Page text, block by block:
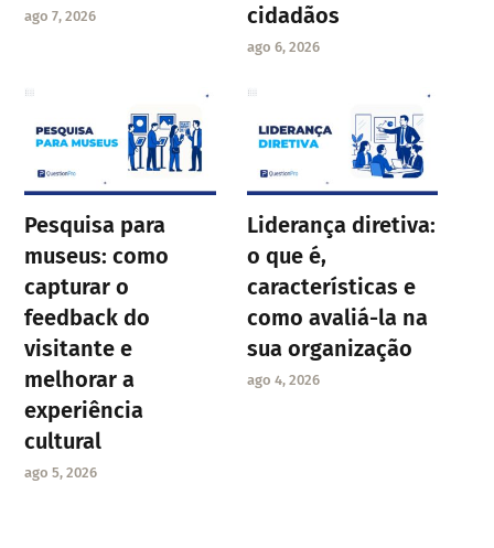
ago 7, 2026
cidadãos
ago 6, 2026
Pesquisa para
museus: como
capturar o
feedback do
visitante e
melhorar a
experiência
cultural
ago 5, 2026
Liderança diretiva:
o que é,
características e
como avaliá-la na
sua organização
ago 4, 2026